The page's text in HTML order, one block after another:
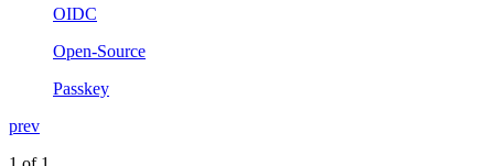
OIDC
Open-Source
Passkey
prev